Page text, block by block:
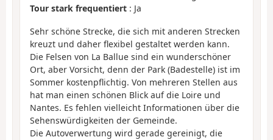
Tour stark frequentiert : Ja
Sehr schöne Strecke, die sich mit anderen Strecken
kreuzt und daher flexibel gestaltet werden kann.
Die Felsen von La Ballue sind ein wunderschöner
Ort, aber Vorsicht, denn der Park (Badestelle) ist im
Sommer kostenpflichtig. Von mehreren Stellen aus
hat man einen schönen Blick auf die Loire und
Nantes. Es fehlen vielleicht Informationen über die
Sehenswürdigkeiten der Gemeinde.
Die Autoverwertung wird gerade gereinigt, die